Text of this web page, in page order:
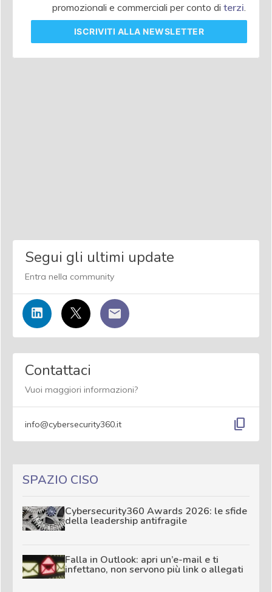
promozionali e commerciali per conto di terzi.
ISCRIVITI ALLA NEWSLETTER
Segui gli ultimi update
Entra nella community
Contattaci
Vuoi maggiori informazioni?
info@cybersecurity360.it content_copy
SPAZIO CISO
Cybersecurity360 Awards 2026: le sfide
della leadership antifragile
Falla in Outlook: apri un’e-mail e ti
infettano, non servono più link o allegati